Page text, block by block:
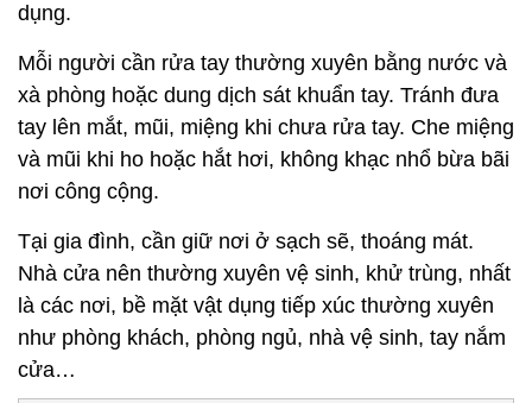
dụng.
Mỗi người cần rửa tay thường xuyên bằng nước và
xà phòng hoặc dung dịch sát khuẩn tay. Tránh đưa
tay lên mắt, mũi, miệng khi chưa rửa tay. Che miệng
và mũi khi ho hoặc hắt hơi, không khạc nhổ bừa bãi
nơi công cộng.
Tại gia đình, cần giữ nơi ở sạch sẽ, thoáng mát.
Nhà cửa nên thường xuyên vệ sinh, khử trùng, nhất
là các nơi, bề mặt vật dụng tiếp xúc thường xuyên
như phòng khách, phòng ngủ, nhà vệ sinh, tay nắm
cửa…